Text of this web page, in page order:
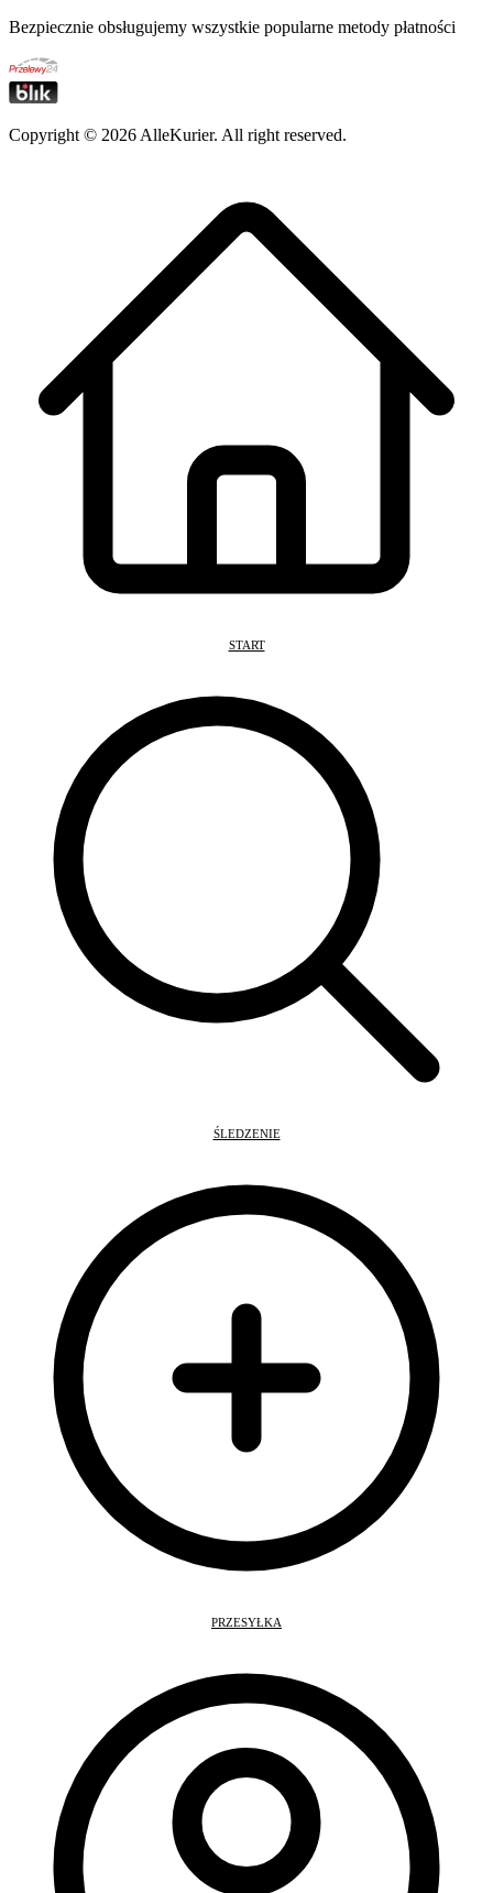
Bezpiecznie obsługujemy wszystkie popularne metody płatności
Copyright © 2026 AlleKurier. All right reserved.
START
ŚLEDZENIE
PRZESYŁKA